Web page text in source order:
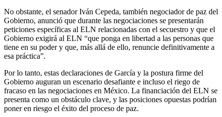
No obstante, el senador Iván Cepeda, también negociador de paz del
Gobierno, anunció que durante las negociaciones se presentarán
peticiones específicas al ELN relacionadas con el secuestro y que el
Gobierno exigirá al ELN “que ponga en libertad a las personas que
tiene en su poder y que, más allá de ello, renuncie definitivamente a
esa práctica”.
Por lo tanto, estas declaraciones de García y la postura firme del
Gobierno auguran un escenario desafiante e incluso el riego de
fracaso en las negociaciones en México. La financiación del ELN se
presenta como un obstáculo clave, y las posiciones opuestas podrían
poner en riesgo el éxito del proceso de paz.